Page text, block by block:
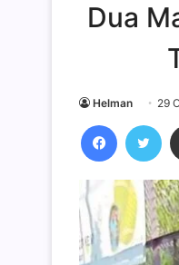
Dua
Helman 29